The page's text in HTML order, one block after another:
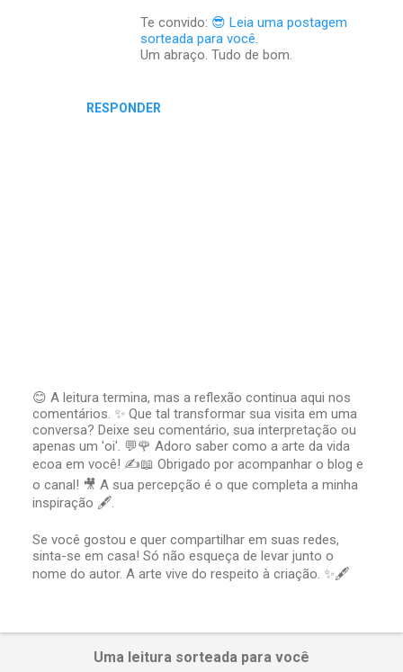
RESPONDER
Te convido: 😎 Leia uma postagem
sorteada para você.
Um abraço. Tudo de bom.
P
o
s
t
a
r
u
c
o
m
😊 A leitura termina, mas a reflexão continua aqui nos
comentários. ✨ Que tal transformar sua visita em uma
conversa? Deixe seu comentário, sua interpretação ou
apenas um 'oi'. 💬🌹 Adoro saber como a arte da vida
ecoa em você! ✍️📖 Obrigado por acompanhar o blog e
o canal! 🎥 A sua percepção é o que completa a minha
inspiração 🖋️.
Se você gostou e quer compartilhar em suas redes,
sinta-se em casa! Só não esqueça de levar junto o
nome do autor. A arte vive do respeito à criação. ✨🖋️
Uma leitura sorteada para você